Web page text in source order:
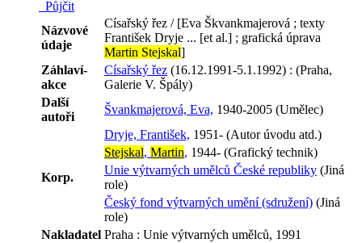
Půjčit
Názvové
údaje
Císařský řez / [Eva Škvankmajerová ; texty
František Dryje ... [et al.] ; grafická úprava
Martin Stejskal]
Záhlaví-
akce
Císařský řez (16.12.1991-5.1.1992) : (Praha,
Galerie V. Špály)
Další
autoři
Švankmajerová, Eva, 1940-2005 (Umělec)
Dryje, František, 1951- (Autor úvodu atd.)
Stejskal, Martin, 1944- (Grafický technik)
Korp.
Unie výtvarných umělců České republiky (Jiná
role)
Český fond výtvarných umění (sdružení) (Jiná
role)
Nakladatel Praha : Unie výtvarných umělců, 1991